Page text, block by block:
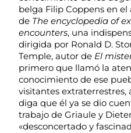
belga Filip Coppens en
de The encyclopedia of
encounters, una
dirigida por Ronald D.
Temple, autor de El
primero que llamó la
conocimiento de ese
visitantes extraterrestres,
diga que él ya se dio
trabajo de Griaule y
«desconcertado y